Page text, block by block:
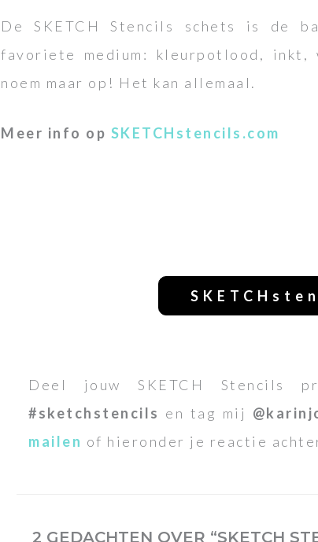
De SKETCH Stencils schets is de
favoriete medium: kleurpotlood, inkt,
noem maar op! Het kan allemaal.
Meer info op SKETCHstencils.com
Deel jouw SKETCH Stencils
#sketchstencils en tag mij
mailen of hieronder je reactie
2 GEDACHTEN OVER “SKETCH